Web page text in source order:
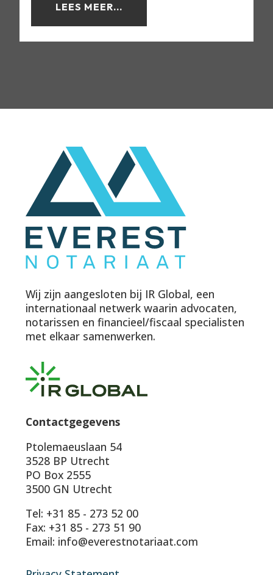
LEES MEER...
Wij zijn aangesloten bij IR Global, een
internationaal netwerk waarin advocaten,
notarissen en financieel/fiscaal specialisten
met elkaar samenwerken.
Contactgegevens
Ptolemaeuslaan 54
3528 BP Utrecht
PO Box 2555
3500 GN Utrecht
Tel: +31 85 - 273 52 00
Fax: +31 85 - 273 51 90
Email: info@everestnotariaat.com